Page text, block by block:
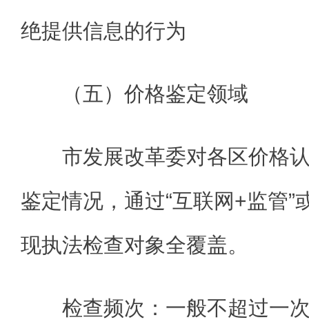
绝提供信息的行为
（五）价格鉴定领域
市发展改革委对各区价格
鉴定情况，通过“互联网+监管”
现执法检查对象全覆盖。
检查频次：一般不超过一